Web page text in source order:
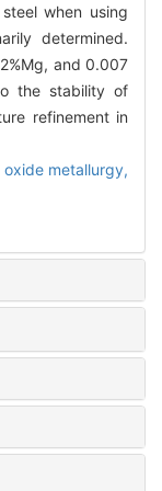
when using
determined.
and 0.007
the stability of
refinement in
oxide metallurgy,